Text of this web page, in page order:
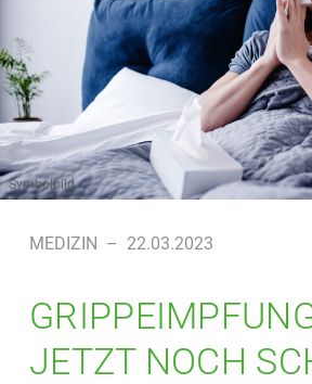
Symbolbild
MEDIZIN – 22.03.2023
JETZT NOCH